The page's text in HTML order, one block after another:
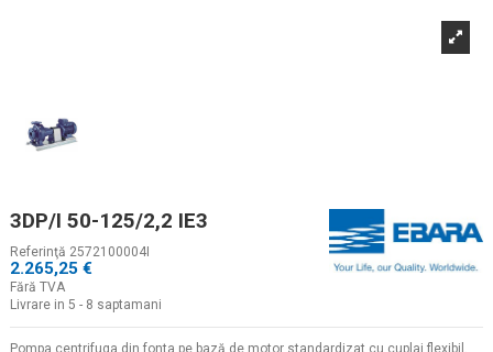
3DP/I 50-125/2,2 IE3
Referinţă 2572100004I
2.265,25 €
Fără TVA
Livrare in 5 - 8 saptamani